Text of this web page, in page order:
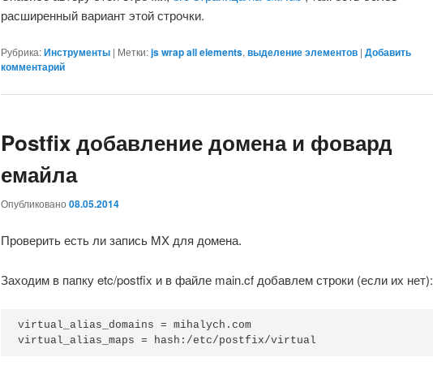
расширенный вариант этой строчки.
Рубрика:Инструменты | Метки:js wrap all elements, выделение элементов | Добавить
комментарий
Postfix добавление домена и фовард
емайла
Опубликовано 08.05.2014
Проверить есть ли запись MX для домена.
Заходим в папку etc/postfix и в файле main.cf добавлем строки (если их нет):
virtual_alias_domains = mihalych.com